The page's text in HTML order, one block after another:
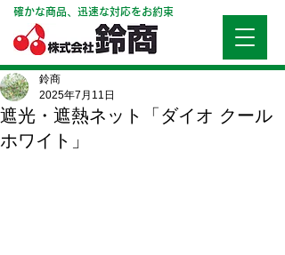
確かな商品、迅速な対応をお約束
遮光・遮熱ネット「ダイオ クール
ホワイト」
鈴商
2025年7月11日